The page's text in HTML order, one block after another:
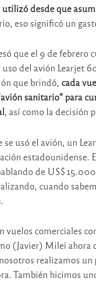
desde que
eso significó un
que el 9 de
del avión Learjet
que brindó, cada
sanitario” para
, así como la decisión
se usó el avión, un
estadounidense.
de US$
cuando
vuelos comerciales
(Javier) Milei ahora
realizamos
También hicimos